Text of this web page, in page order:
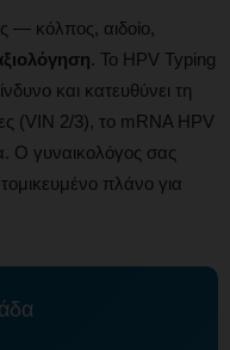
— κόλπος, αιδοίο,
. Το HPV Typing
και κατευθύνει τη
(VIN 2/3), το mRNA HPV
Ο γυναικολόγος σας
πλάνο για